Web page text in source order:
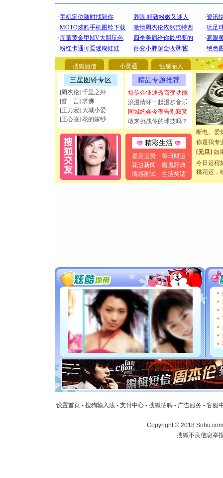
搜狐短信 小灵通 性感丽人
三星图铃专区
[周杰伦] 千里之外
[誓 言] 求佛
[王力宏] 大城小爱
[王心凌] 花的嫁纱
精品专题推荐
短信企业通秀百变功能
浪漫情怀一起漫步音乐
同城约会今夜告别寂寞
敢来挑战你的球技吗？
精彩生活
星座运势
每日财运
花边新闻
魔鬼辞典
情感测试
生活笑话
[圣诞节]
你太多
要平安！
[圣诞节]
能正大
都要快乐
[圣诞节]
如意,快
[元旦]看
断电。爱
你是我专
[元旦] 如
起；二是
离。水
[元旦]当
[圣诞节]
你太多
要平安！
[圣诞节]
能正大
都要快乐
[圣诞节]
如意,快
[元旦]
看
断电。爱
你是我专
[元旦]如
起；二是
离。水晶
[元旦]当
卖了。水
[春节]风
今日运程
桃花运，
设置首页 - 搜狗输入法 - 支付中心 - 搜狐招聘 - 广告服务 - 客服
Copyright©2018
搜狐不良信息举